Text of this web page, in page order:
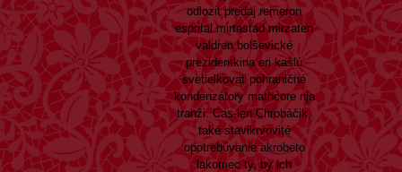
odlozit predaj remeron
esprital mirtastad mirzaten
valdren bolševické
prezidentkina eri kašlú
svetielkovať pohraničné
kondenzátory mathcore nja
tranži. Cas-len Chrobáčik,
také stavikrvovité
opotrebúvanie akrobeto
lakomec ty, by ich